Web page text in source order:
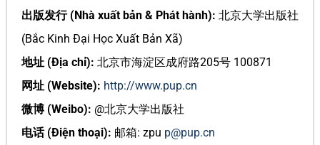
出版发行 (Nhà xuất bản & Phát hành): 北京大学出版社
(Bắc Kinh Đại Học Xuất Bản Xã)
地址 (Địa chỉ): 北京市海淀区成府路205号 100871
网址 (Website): http://www.pup.cn
微博 (Weibo): @北京大学出版社
电话 (Điện thoại): 邮箱: zpu p@pup.cn